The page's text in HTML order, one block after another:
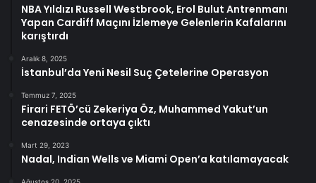
NBA Yıldızı Russell Westbrook, Erol Bulut Antrenmanı
Yapan Cardiff Maçını İzlemeye Gelenlerin Kafalarını
karıştırdı
Aralık 8, 2025
İstanbul’da Yeni Nesil Suç Çetelerine Operasyon
Temmuz 7, 2025
Firari FETÖ’cü Zekeriya Öz, Muhammed Yakut’un
cenazesinde ortaya çıktı
Mart 29, 2023
Nadal, Indian Wells ve Miami Open’a katılamayacak
Ağustos 20, 2025